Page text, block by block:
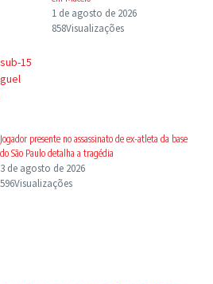
15
1 de agosto de 2026
858Visualizações
Jogador presente no assassinato de ex-atleta da base
do São Paulo detalha a tragédia
3 de agosto de 2026
596Visualizações